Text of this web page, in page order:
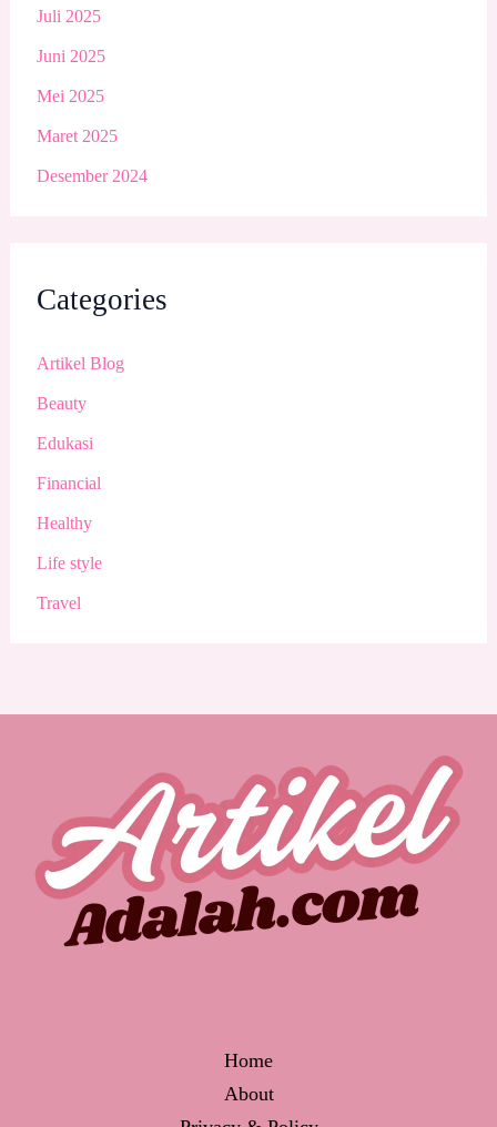
Juli 2025
Juni 2025
Mei 2025
Maret 2025
Desember 2024
Categories
Artikel Blog
Beauty
Edukasi
Financial
Healthy
Life style
Travel
Home
About